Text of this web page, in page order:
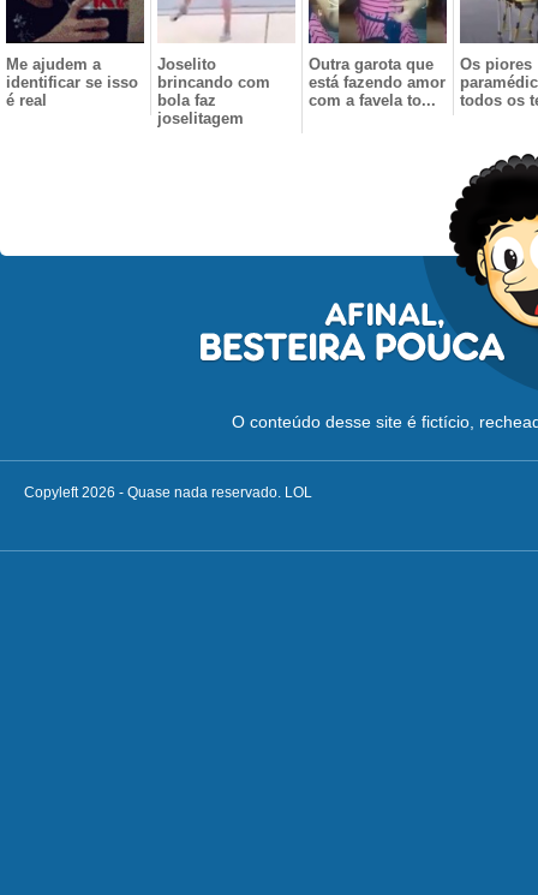
Me ajudem a
identificar se isso
é real
Joselito
brincando com
bola faz
joselitagem
Outra garota que
está fazendo amor
com a favela to...
Os piores
todos os
O conteúdo desse site é fictício,
Copyleft 2026 - Quase nada reservado. LOL